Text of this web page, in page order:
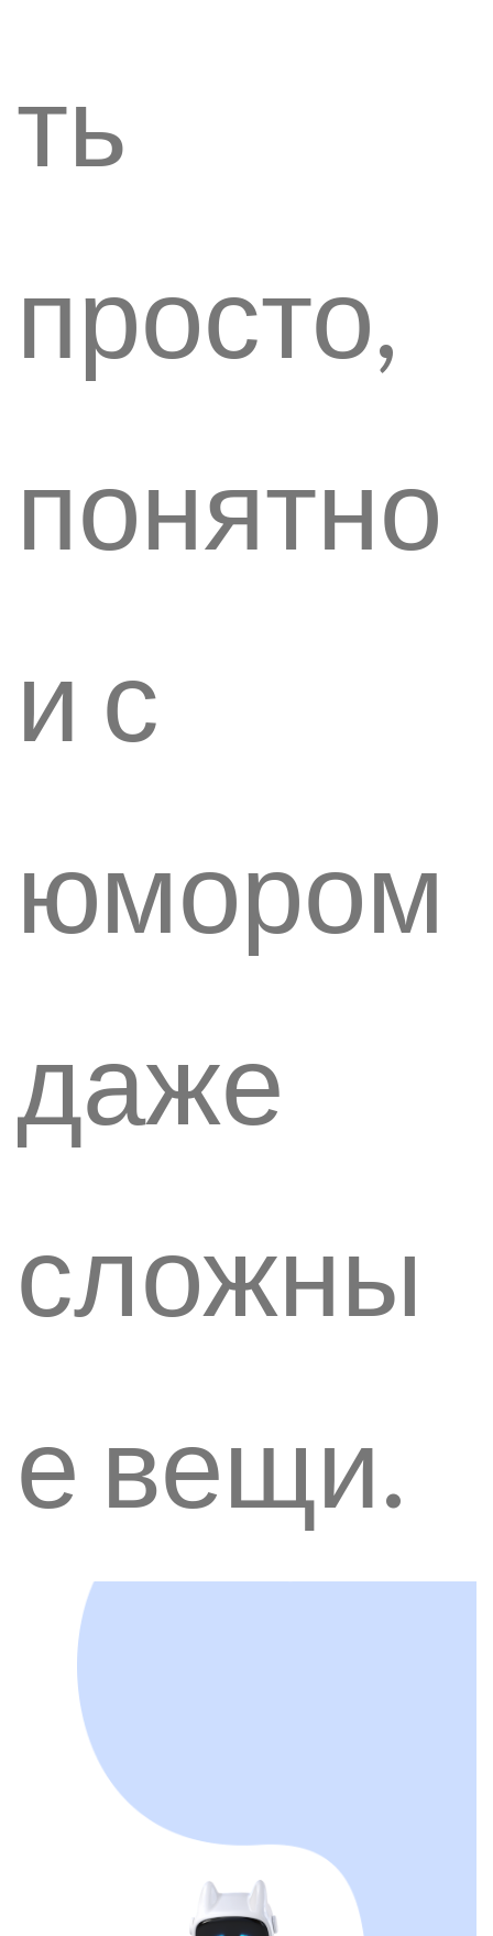
ть
просто,
понятно
и с
юмором
даже
сложны
е вещи.